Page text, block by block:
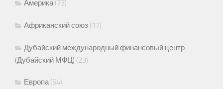
Америка(73)
Африканский союз (17)
Дубайский международный финансовый центр
(Дубайский МФЦ) (23)
Европа(54)